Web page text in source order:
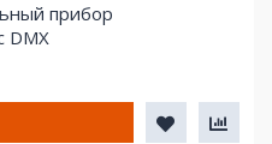
прибор
DMX